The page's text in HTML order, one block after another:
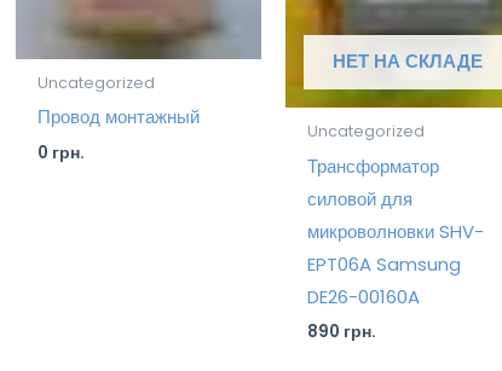
Uncategorized
Провод монтажный
0 грн.
НЕТ НА СКЛАДЕ
Uncategorized
Трансформатор
силовой для
микроволновки SHV-
EPT06A Samsung
DE26-00160A
890 грн.